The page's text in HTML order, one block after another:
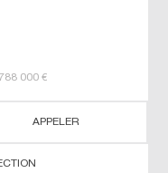
788 000 €
APPELER